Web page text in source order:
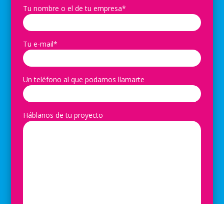
Tu nombre o el de tu empresa*
Tu e-mail*
Un teléfono al que podamos llamarte
Háblanos de tu proyecto